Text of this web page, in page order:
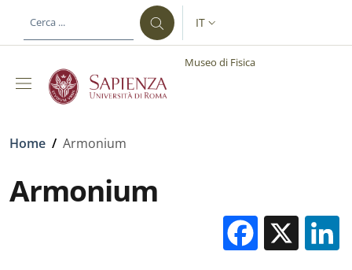
al contenuto principale
SELETTORE LINGUA:
IT
Museo di Fisica
Briciole di pane
Home / Armonium
Armonium
X